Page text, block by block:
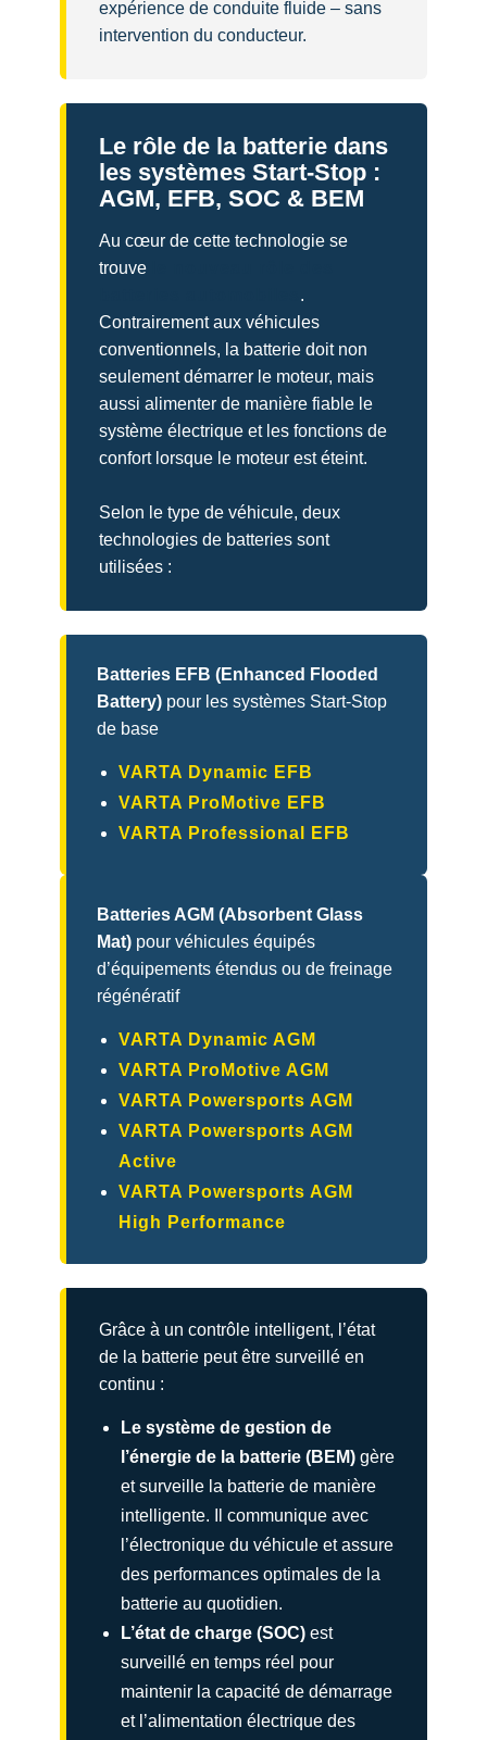
expérience de conduite fluide – sans
intervention du conducteur.
Le rôle de la batterie dans
les systèmes Start-Stop :
AGM, EFB, SOC & BEM
Au cœur de cette technologie se
trouve
.
Contrairement aux véhicules
conventionnels, la batterie doit non
seulement démarrer le moteur, mais
aussi alimenter de manière fiable le
système électrique et les fonctions de
confort lorsque le moteur est éteint.
Selon le type de véhicule, deux
technologies de batteries sont
utilisées :
Batteries EFB (Enhanced Flooded
Battery) pour les systèmes Start-Stop
de base
VARTA Dynamic EFB
VARTA ProMotive EFB
VARTA Professional EFB
Batteries AGM (Absorbent Glass
Mat) pour véhicules équipés
d’équipements étendus ou de freinage
régénératif
VARTA Dynamic AGM
VARTA ProMotive AGM
VARTA Powersports AGM
VARTA Powersports AGM
Active
VARTA Powersports AGM
High Performance
Grâce à un contrôle intelligent, l’état
de la batterie peut être surveillé en
continu :
Le système de gestion de
l’énergie de la batterie (BEM) gère
et surveille la batterie de manière
intelligente. Il communique avec
l’électronique du véhicule et assure
des performances optimales de la
batterie au quotidien.
L’état de charge (SOC) est
surveillé en temps réel pour
maintenir la capacité de démarrage
et l’alimentation électrique des